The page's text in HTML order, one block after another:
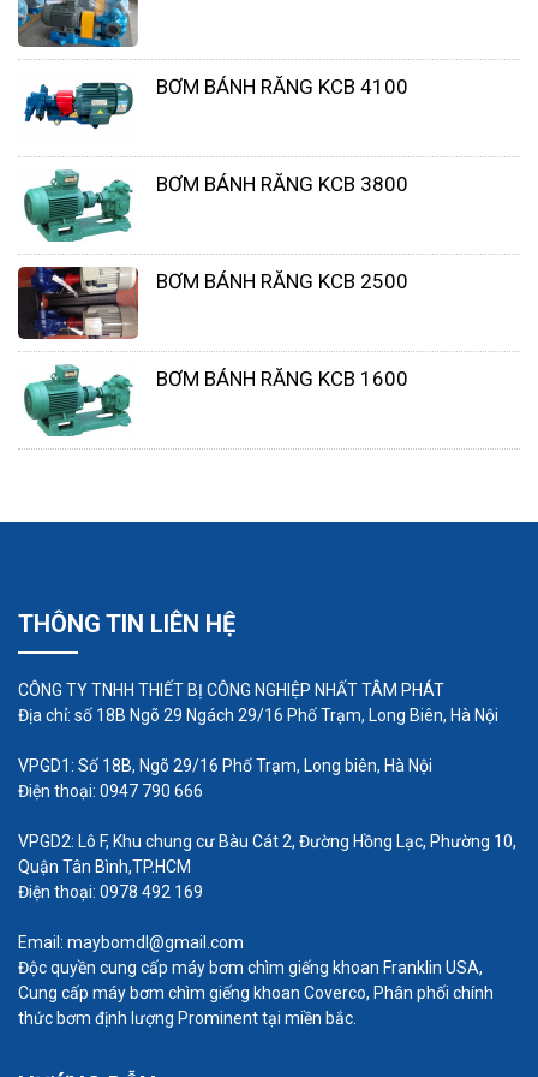
Khi áp suất đầu xả căn bằng hoặc lớn hơn áp
suất khí cấp vào, bơm sẽ tự động dừng hoạt
động cho đến khi cống xả được mở, tránh
làm hỏng bơm, giảm thiểu thiệt hại.
Bơm màng thích hợp sử dụng trong môi
trường đòi hỏi độ an toàn cao, phòng chống
cháy nổ. Bơm các chất ăn mòn, mài mòn cao,
các loại hóa chất độc hại, hóa chất dễ cháy
nổ. Ngoài ra, máy bơm khí nén có khả năng
bơm chất lỏng có độ nhớt cao, vận chuyển
chất lỏng một cách nhẹ nhàng, hiệu quả mà
không làm biến dạng vật liệu bơm.
Bơm màng TDS có khả năng điều chỉnh được
BƠM BÁNH RĂNG KCB 4100
BƠM BÁNH RĂNG KCB 3800
BƠM BÁNH RĂNG KCB 2500
BƠM BÁNH RĂNG KCB 1600
THÔNG TIN LIÊN HỆ
CÔNG TY TNHH THIẾT BỊ CÔNG NGHIỆP NHẤT TÂM PHÁT
Địa chỉ: số 18B Ngõ 29 Ngách 29/16 Phố Trạm, Long Biên, Hà Nội
VPGD1: Số 18B, Ngõ 29/16 Phố Trạm, Long biên, Hà Nội
Điện thoại: 0947 790 666
VPGD2: Lô F, Khu chung cư Bàu Cát 2, Đường Hồng Lạc, Phường 10,
Quận Tân Bình,TP.HCM
Điện thoại: 0978 492 169
Email: maybomdl@gmail.com
Độc quyền cung cấp máy bơm chìm giếng khoan Franklin USA,
Cung cấp máy bơm chìm giếng khoan Coverco, Phân phối chính
thức bơm định lượng Prominent tại miền bắc.